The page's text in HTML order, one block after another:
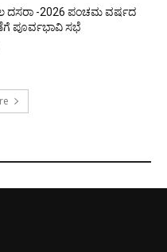
ದಸರಾ -2026 ಪಂಚಮ ವರ್ಷದ
ಪೂರ್ವಭಾವಿ ಸಭೆ